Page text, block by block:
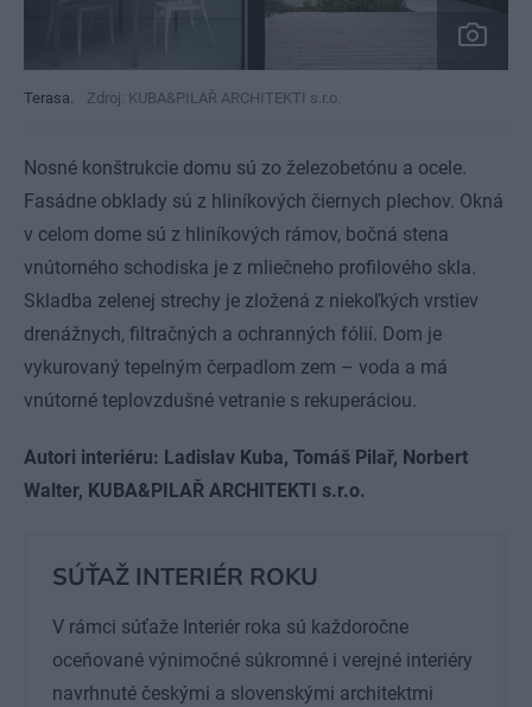
Terasa. Zdroj: KUBA&PILAŘ ARCHITEKTI s.r.o.
Nosné konštrukcie domu sú zo železobetónu a ocele.
Fasádne obklady sú z hliníkových čiernych plechov. Okná
v celom dome sú z hliníkových rámov, bočná stena
vnútorného schodiska je z mliečneho profilového skla.
Skladba zelenej strechy je zložená z niekoľkých vrstiev
drenážnych, filtračných a ochranných fólií. Dom je
vykurovaný tepelným čerpadlom zem – voda a má
vnútorné teplovzdušné vetranie s rekuperáciou.
Autori interiéru: Ladislav Kuba, Tomáš Pilař, Norbert
Walter, KUBA&PILAŘ ARCHITEKTI s.r.o.
SÚŤAŽ INTERIÉR ROKU
V rámci súťaže Interiér roka sú každoročne
oceňované výnimočné súkromné i verejné interiéry
navrhnuté českými a slovenskými architektmi